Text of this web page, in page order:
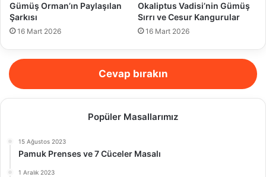
Gümüş Orman’ın Paylaşılan
Şarkısı
16 Mart 2026
Okaliptus Vadisi’nin Gümüş
Sırrı ve Cesur Kangurular
16 Mart 2026
Cevap bırakın
Popüler Masallarımız
15 Ağustos 2023
Pamuk Prenses ve 7 Cüceler Masalı
1 Aralık 2023